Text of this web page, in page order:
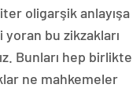
oligarşik anlayışa
bu zikzakları
Bunları hep birlikte
ne mahkemeler